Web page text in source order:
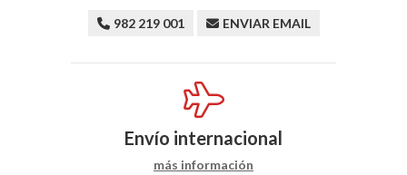
982 219 001 ENVIAR EMAIL
Envío internacional
más información